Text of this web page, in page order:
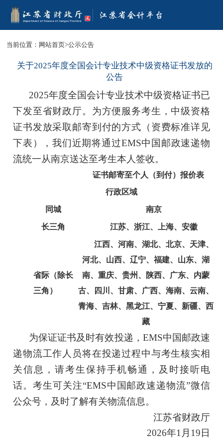
当前位置： 网站首页>公示公告
关于2025年度全国会计专业技术中级资格证书发放的
公告
2025年度全国会计专业技术中级资格证书已
下发至省财政厅。为方便服务考生， 中级资格
证书发放采取邮寄到付的方式（资费标准详见
下表），我们近期将通过EMS中国邮政速递物
流统一从南京送达至考生本人签收。
证书邮寄至个人（到付）报价表
行政区域
同城 南京
长三角 江苏、浙江、上海、安徽
省际（除长
三角）
江西、河南、湖北、北京、天津、
河北、山西、辽宁、福建、山东、湖
南、重庆、贵州、陕西、广东、内蒙
古、四川、甘肃、广西、海南、云南、
青海、吉林、黑龙江、宁夏、新疆、西
藏
为保证证书及时有效投递， EMS中国邮政速
递物流工作人员将在投递过程中与考生核实相
关信息，请考生保持手机畅通，及时接听电
话。考生可关注“EMS中国邮政速递物流”微信
公众号，及时了解有关物流信息。
江苏省财政厅
2026年1 月 19 日